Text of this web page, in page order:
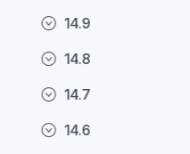
14.9
14.8
14.7
14.6